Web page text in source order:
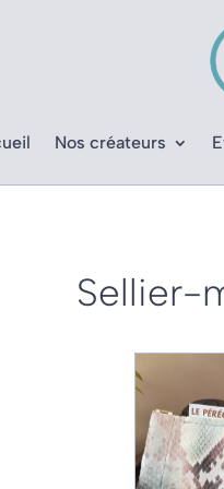
Nos créateurs
Sellier-